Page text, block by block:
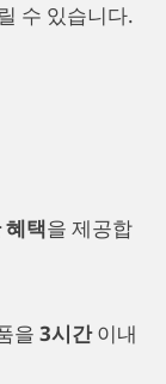
수 있습니다.
혜택을 제공합
을 3시간이내